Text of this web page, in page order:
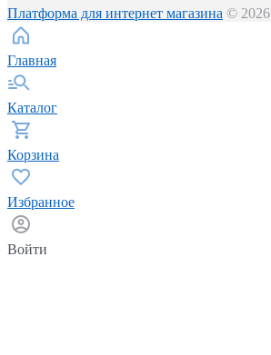
Платформа для интернет магазина © 2026
Главная
Каталог
Корзина
Избранное
Войти